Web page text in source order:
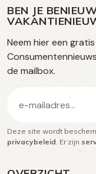
op
social
media
op
Facebook
op
TikTok
op
BEN JE
Neem hier een
de mailbox.
mailadres
(Vereist)
Deze site wordt
privacybeleid . Er zijn